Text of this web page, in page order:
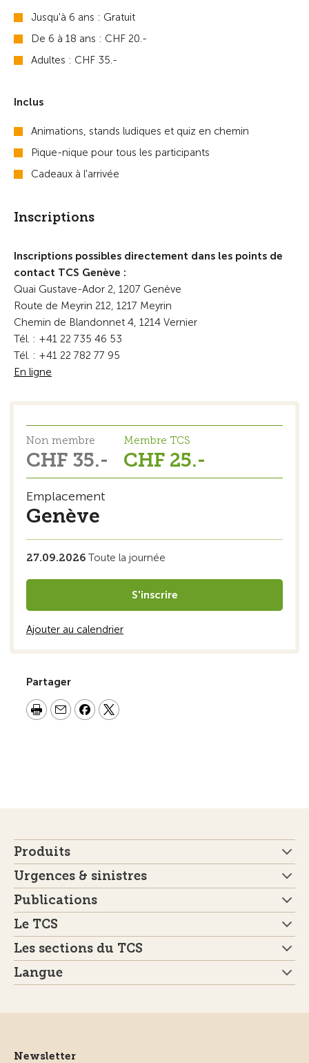
Jusqu'à 6 ans : Gratuit
De 6 à 18 ans : CHF 20.-
Adultes : CHF 35.-
Inclus
Animations, stands ludiques et quiz en chemin
Pique-nique pour tous les participants
Cadeaux à l'arrivée
Inscriptions
Inscriptions possibles directement dans les points de
contact TCS Genève :
Quai Gustave-Ador 2, 1207 Genève
Route de Meyrin 212, 1217 Meyrin
Chemin de Blandonnet 4, 1214 Vernier
Tél. : +41 22 735 46 53
Tél. : +41 22 782 77 95
En ligne
Non membre
CHF 35.-
Membre TCS
CHF 25.-
Emplacement
Genève
27.09.2026 Toute la journée
S'inscrire
Ajouter au calendrier
Partager
Produits
Urgences & sinistres
Publications
Le TCS
Les sections du TCS
Langue
Newsletter